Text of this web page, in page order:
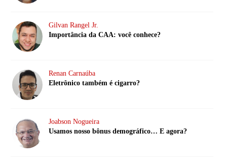
Gilvan Rangel Jr.
Importância da CAA: você conhece?
Renan Carnaúba
Eletrônico também é cigarro?
Joabson Nogueira
Usamos nosso bônus demográfico… E agora?